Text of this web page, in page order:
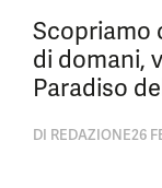
Scopriamo
di domani,
Paradiso
DI REDAZIONE26